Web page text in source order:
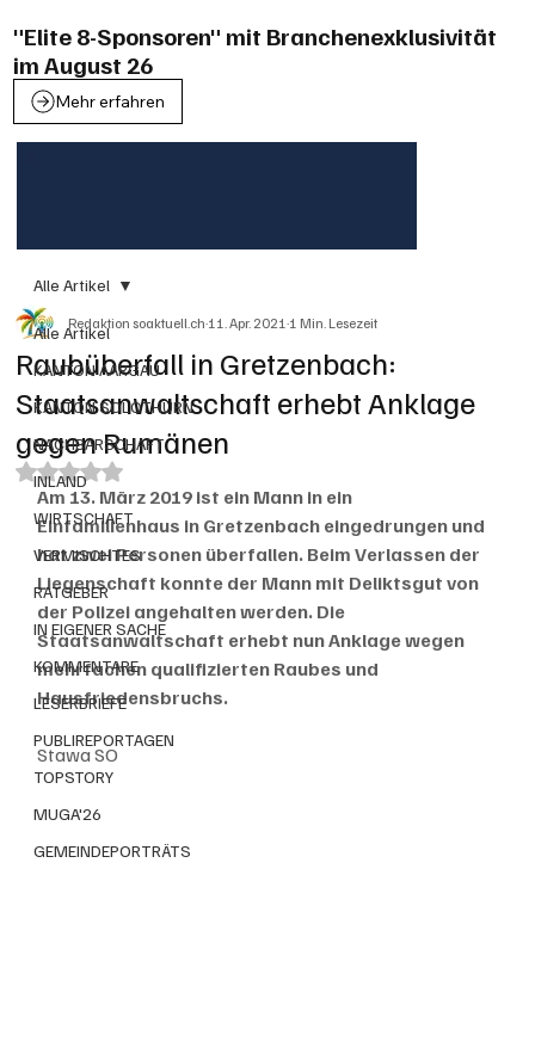
"Elite 8-Sponsoren" mit Branchenexklusivität
im August 26
Mehr erfahren
Alle Artikel
KANTON AARGAU
KANTON SOLOTHURN
NACHBARSCHAFT
INLAND
WIRTSCHAFT
VERMISCHTES
RATGEBER
IN EIGENER SACHE
KOMMENTARE
LESERBRIEFE
PUBLIREPORTAGEN
TOPSTORY
MUGA'26
GEMEINDEPORTRÄTS
Alle Artikel
Raubüberfall in Gretzenbach:
Staatsanwaltschaft erhebt Anklage
gegen Rumänen
Redaktion soaktuell.ch11. Apr. 20211 Min. Lesezeit
Mit NaN von 5 Sternen bewertet.
Am 13. März 2019 ist ein Mann in ein
Einfamilienhaus in Gretzenbach eingedrungen und
hat zwei Personen überfallen. Beim Verlassen der
Liegenschaft konnte der Mann mit Deliktsgut von
der Polizei angehalten werden. Die
Staatsanwaltschaft erhebt nun Anklage wegen
mehrfachen qualifizierten Raubes und
Hausfriedensbruchs.
Stawa SO